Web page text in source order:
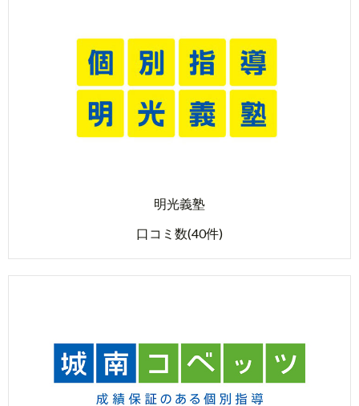
明光義塾
口コミ数(40件)